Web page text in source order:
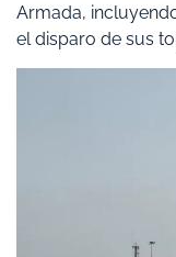
Armada,
el disparo de sus